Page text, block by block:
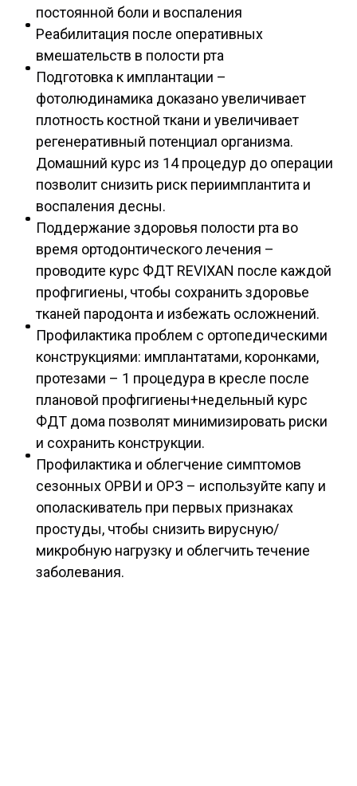
постоянной боли и воспаления
Реабилитация после оперативных
вмешательств в полости рта
Подготовка к имплантации –
фотолюдинамика доказано увеличивает
плотность костной ткани и увеличивает
регенеративный потенциал организма.
Домашний курс из 14 процедур до операции
позволит снизить риск периимплантита и
воспаления десны.
Поддержание здоровья полости рта во
время ортодонтического лечения –
проводите курс ФДТ REVIXAN после каждой
профгигиены, чтобы сохранить здоровье
тканей пародонта и избежать осложнений.
Профилактика проблем с ортопедическими
конструкциями: имплантатами, коронками,
протезами – 1 процедура в кресле после
плановой профгигиены+недельный курс
ФДТ дома позволят минимизировать риски
и сохранить конструкции.
Профилактика и облегчение симптомов
сезонных ОРВИ и ОРЗ – используйте капу и
ополаскиватель при первых признаках
простуды, чтобы снизить вирусную/
микробную нагрузку и облегчить течение
заболевания.